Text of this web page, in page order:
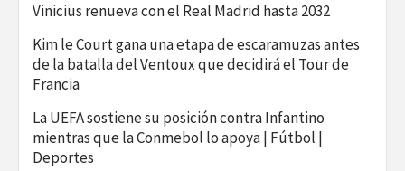
Vinicius renueva con el Real Madrid hasta 2032
Kim le Court gana una etapa de escaramuzas antes
de la batalla del Ventoux que decidirá el Tour de
Francia
La UEFA sostiene su posición contra Infantino
mientras que la Conmebol lo apoya | Fútbol |
Deportes